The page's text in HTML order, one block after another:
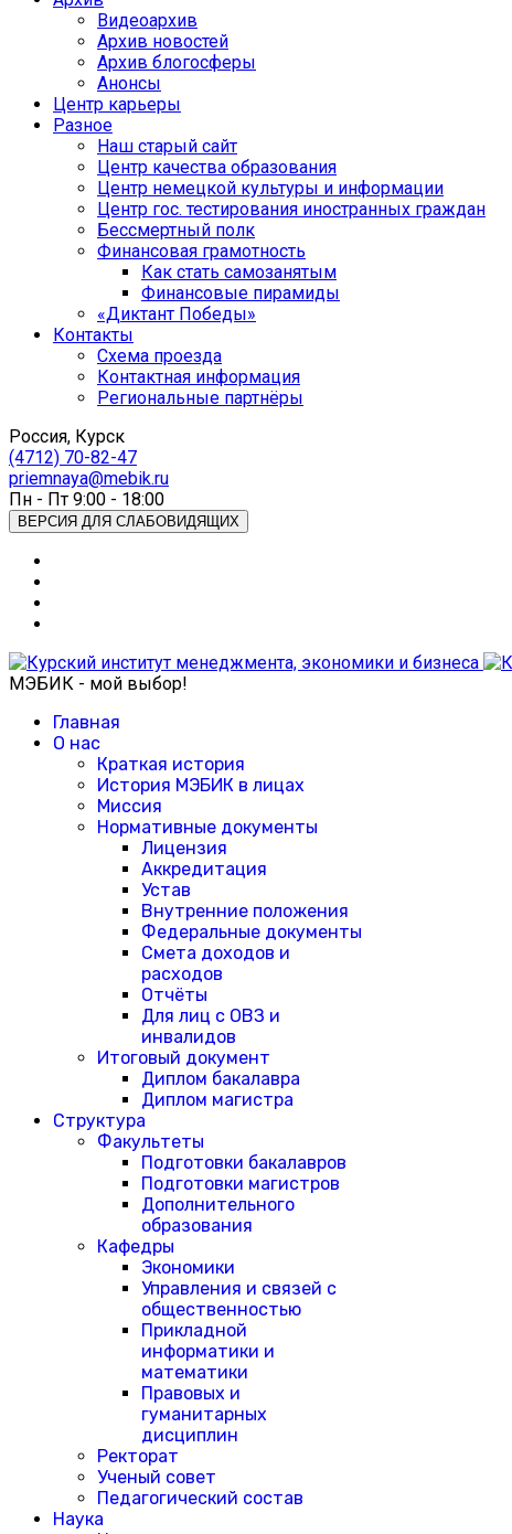
Видеоархив
Архив новостей
Архив блогосферы
Анонсы
Центр карьеры
Разное
Наш старый сайт
Центр качества образования
Центр немецкой культуры и информации
Центр гос. тестирования иностранных граждан
Бессмертный полк
Финансовая грамотность
Как стать самозанятым
Финансовые пирамиды
«Диктант Победы»
Контакты
Схема проезда
Контактная информация
Региональные партнёры
Россия, Курск
(4712) 70-82-47
priemnaya@mebik.ru
Пн - Пт 9:00 - 18:00
ВЕРСИЯ ДЛЯ СЛАБОВИДЯЩИХ
МЭБИК - мой выбор!
Главная
О нас
Краткая история
История МЭБИК в лицах
Миссия
Нормативные документы
Лицензия
Аккредитация
Устав
Внутренние положения
Федеральные документы
Смета доходов и
расходов
Отчёты
Для лиц с ОВЗ и
инвалидов
Итоговый документ
Диплом бакалавра
Диплом магистра
Структура
Факультеты
Подготовки бакалавров
Подготовки магистров
Дополнительного
образования
Кафедры
Экономики
Управления и связей с
общественностью
Прикладной
информатики и
математики
Правовых и
гуманитарных
дисциплин
Ректорат
Ученый совет
Педагогический состав
Наука